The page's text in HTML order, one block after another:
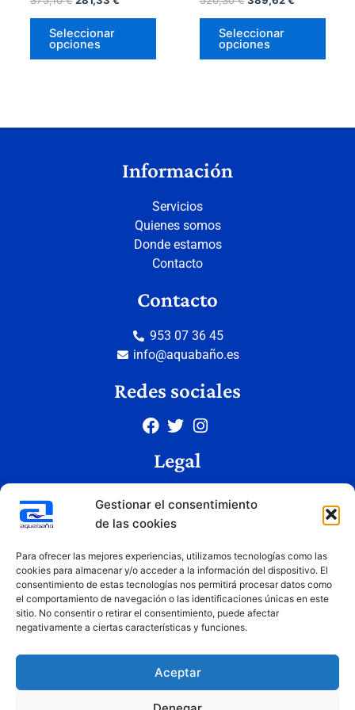
Gestionar el consentimiento
de las cookies
Para ofrecer las mejores experiencias, utilizamos tecnologías como las
cookies para almacenar y/o acceder a la información del dispositivo. El
consentimiento de estas tecnologías nos permitirá procesar datos como
el comportamiento de navegación o las identificaciones únicas en este
sitio. No consentir o retirar el consentimiento, puede afectar
negativamente a ciertas características y funciones.
Aceptar
Seleccionar
opciones
Seleccionar
opciones
Información
Servicios
Quienes somos
Donde estamos
Contacto
Contacto
953 07 36 45
info@aquabaño.es
Redes sociales
Legal
Política de privacidad
Condiciones de uso
Copyright © 2026 Aquabaño | Todos los derechos reservados
Diseñado porInnovation Studio